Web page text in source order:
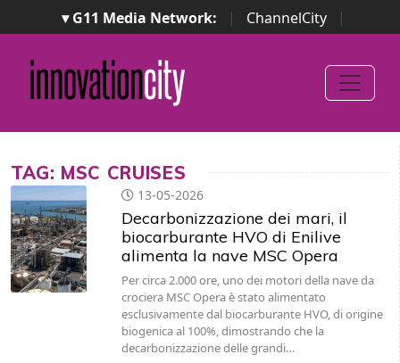
▾ G11 Media Network: | ChannelCity
|
ImpresaCity | SecurityOpenLab | Italian Channel
Awards
Italian Project Awards
Italian Security
Awards
TAG: MSC CRUISES
13-05-2026
Decarbonizzazione dei mari, il
biocarburante HVO di Enilive
alimenta la nave MSC Opera
Per circa 2.000 ore, uno dei motori della nave da
crociera MSC Opera è stato alimentato
esclusivamente dal biocarburante HVO, di origine
biogenica al 100%, dimostrando che la
decarbonizzazione delle grandi…